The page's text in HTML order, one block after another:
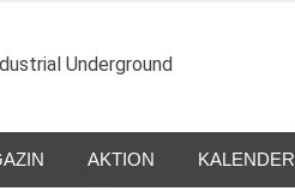
Underground
AKTION KALENDER